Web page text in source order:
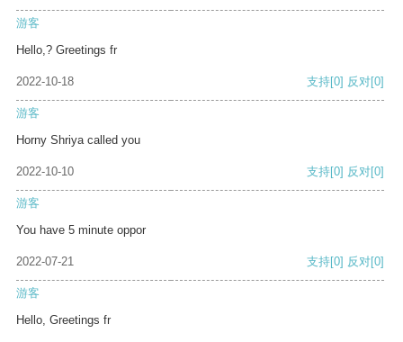
游客
Hello,? Greetings fr
2022-10-18 支持[0] 反对[0]
游客
Horny Shriya called you
2022-10-10 支持[0] 反对[0]
游客
You have 5 minute oppor
2022-07-21 支持[0] 反对[0]
游客
Hello, Greetings fr